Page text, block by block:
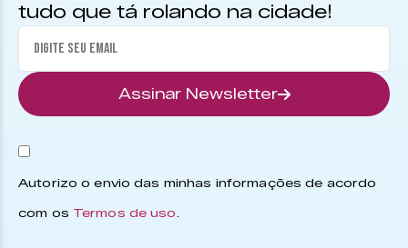
tudo que tá rolando na cidade!
Assinar Newsletter
Autorizo o envio das minhas informações de acordo
com os Termos de uso.